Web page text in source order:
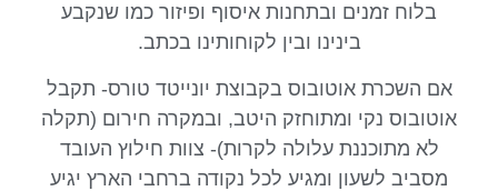
בלוח זמנים ובתחנות איסוף ופיזור כמו שנקבע
בינינו ובין לקוחותינו בכתב.
אם השכרת אוטובוס בקבוצת יונייטד טורס- תקבל
אוטובוס נקי ומתוחזק היטב, ובמקרה חירום (תקלה
לא מתוכננת עלולה לקרות)- צוות חילוץ העובד
מסביב לשעון ומגיע לכל נקודה ברחבי הארץ יגיע